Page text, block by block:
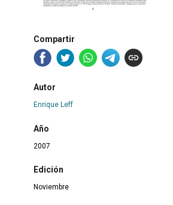
Compartir
Autor
Enrique Leff
Año
2007
Edición
Noviembre